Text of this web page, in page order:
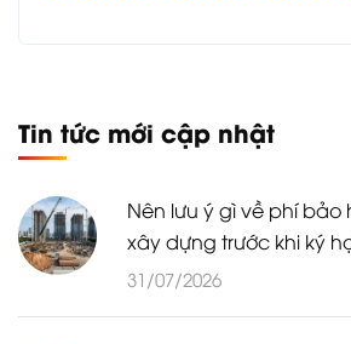
Tin tức mới cập nhật
Nên lưu ý gì về phí bảo
xây dựng trước khi ký
31/07/2026